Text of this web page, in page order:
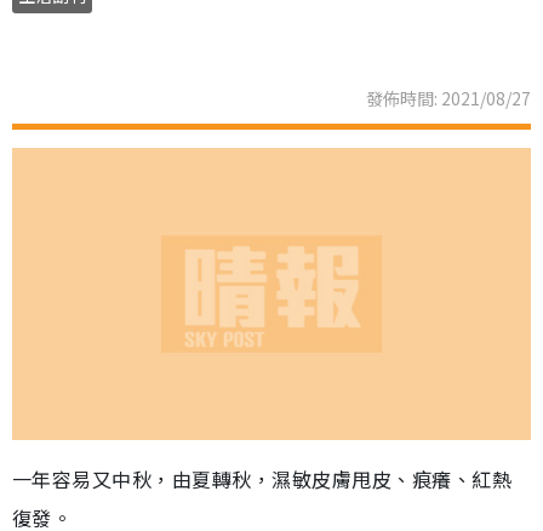
發佈時間: 2021/08/27
一年容易又中秋，由夏轉秋，濕敏皮膚甩皮、痕癢、紅熱
復發。